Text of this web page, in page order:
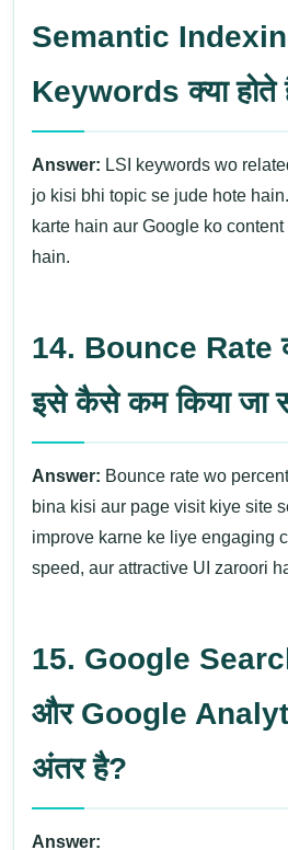
Semantic
Keywords क्या होते
Answer: LSI keywords wo
jo kisi bhi topic se jude hote
karte hain aur Google ko
hain.
14. Bounce Rate
इसे कैसे कम किया जा
Answer: Bounce rate wo
bina kisi aur page visit kiye site
improve karne ke liye engaging
speed, aur attractive UI zaroori
15. Google
और Google
अंतर है?
Answer: